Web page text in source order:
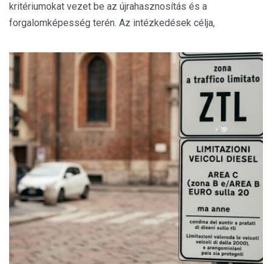
kritériumokat vezet be az újrahasznosítás és a
forgalomképesség terén. Az intézkedések célja,